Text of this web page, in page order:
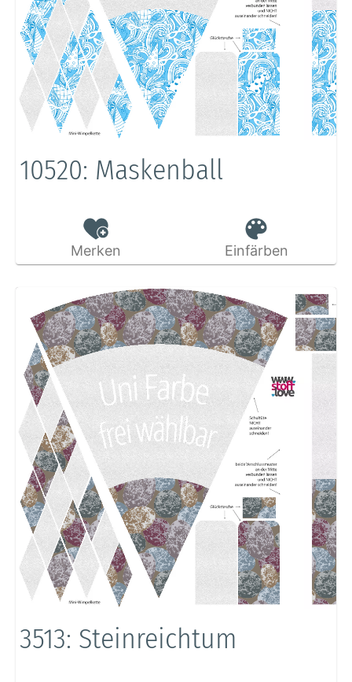
10520: Maskenball
Merken Einfärben
3513: Steinreichtum